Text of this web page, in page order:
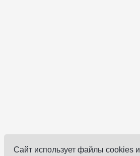
Сайт использует файлы cookies и